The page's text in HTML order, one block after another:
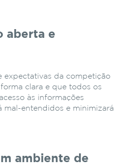
aberta e
expectativas da competição
clara e que todos os
às informações
mal-entendidos e minimizará
ambiente de